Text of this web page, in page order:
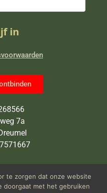
in
7a
tot en met
9 tot 5 uur
te zorgen dat onze website
doorgaat met het gebruiken